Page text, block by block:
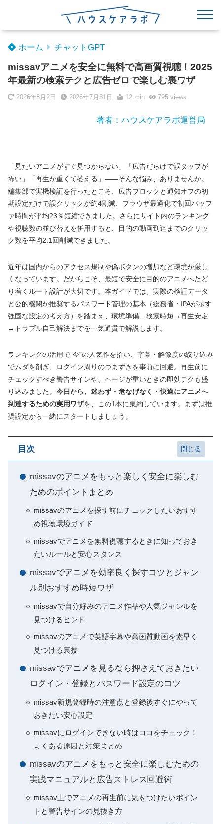
ホーム チャットGPT
missavアニメを安全に無料で高画質視聴！2025
年最新の検索テクと広告ゼロで楽しむ裏ワザ
2026年8月2日 2026年7月31日 12 min 795views
著者：ハウスケアラボ運営局
「見たいアニメがすぐ見つからない」「広告だらけで誤タップが
怖い」「再生が重くて萎える」——そんな悩み、ありませんか。
編集部で実機検証を行ったところ、広告ブロックと通知オフの初
期設定だけで誤クリックが約4割減、ブラウザ最適化で初回バッフ
ァ時間が平均23％短縮できました。さらにサイト内のランキング
や視聴数の並び替えを併用すると、目的の動画到達までのクリッ
ク数を平均2.1回削減できました。
近年は国内からのアクセス規制や偽ボタンの増加など環境が厳し
くなっています。だからこそ、最短で安全に目的のアニメへたど
り着くルート設計が大切です。本ガイドでは、実際の検証データ
と公的機関が推奨するパスワード管理の基本（総務省・IPAが示す
強固な設定の考え方）を踏まえ、環境準備→検索時短→再生安定
→トラブル自己解決までを一気通貫で解説します。
ランキングの活用で“今”の人気作を拾い、字幕・解像度の絞り込み
でムダを削ぎ、ログイン周りのつまずきを事前に回避。再生前に
チェックすべき警告サインや、ページが重いときの即効テクも盛
り込みました。 今日から、迷わず・危なげなく・快適にアニメへ
到達するための実用ワザを、この1本に集約しています。まずは推
奨設定から一緒にスタートしましょう。
目次
missavのアニメをもっと楽しく安全に楽しむ
ためのポイントまとめ
missavのアニメを探す前にチェックしたいおすす
め視聴環境ガイド
missavでアニメを無料視聴するときに知っておき
たいルールと安心スタンス
missavでアニメを効率良く探すコツとジャン
ル別おすすめ時短ワザ
missavで自分好みのアニメ作品や人気ジャンルを
見つけるヒント
missavのアニメで英語字幕や高画質動画を素早く
見つける裏技
missavでアニメを見るなら押さえておきたい
ログイン・登録とパスワード設定のコツ
missav新規登録時の注意点と登録後すぐにやって
おきたい安心設定
missavにログインできない時はココをチェック！
よくある原因と対策まとめ
missavのアニメをもっと安全に楽しむための
実践マニュアルと広告ストレス回避術
missav上でアニメの再生前に気をつけたいポイン
トと警告サインの見抜き方